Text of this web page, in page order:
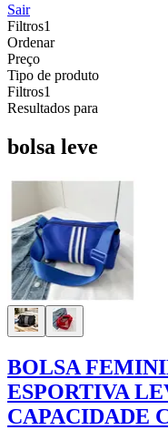
Sair
Filtros1
Ordenar
Preço
Tipo de produto
Filtros1
Resultados para
bolsa leve
BOLSA
ESPORTIVA
CAPACIDADE